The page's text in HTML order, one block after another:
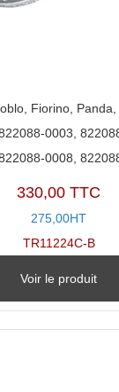
Fiorino,
0003,
0008,
330,00 TTC
275,00HT
TR11224C-B
Voir le produit